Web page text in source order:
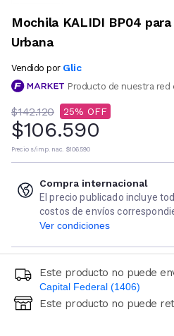
Mochila KALIDI BP04
Urbana
Vendido por Glic
Producto de nuestra red
$142.120 25
$106.590
Precio s/imp. nac. $106.590
Compra internacional
El precio publicado incluye
costos de envíos
Ver condiciones
Este producto no puede
Capital Federal (1406)
Ingresá código postal (sólo
Este producto no puede